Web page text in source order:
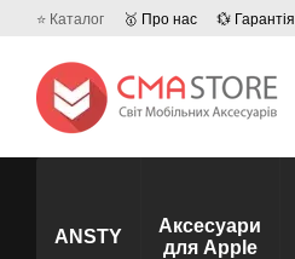
Перейти до основного контенту
⭐ Каталог 🥇 Про нас 💱 Гарантія
ANSTY
Аксесуари
для Apple